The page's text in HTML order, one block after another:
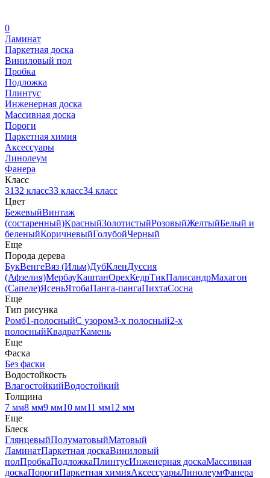
0
Ламинат
Паркетная доска
Виниловый пол
Пробка
Подложка
Плинтус
Инженерная доска
Массивная доска
Пороги
Паркетная химия
Аксессуары
Линолеум
Фанера
Класс
3132 класс33 класс34 класс
Цвет
БежевыйВинтаж
(состаренный)КрасныйЗолотистыйРозовыйЖелтыйБелый и
беленыйКоричневыйГолубойЧерный
Еще
Порода дерева
БукВенгеВяз (Ильм)ДубКленДуссия
(Афзелия)МербауКаштанОрехКедрТикПалисандрМахагон
(Сапеле)ЯсеньЯтобаПанга-пангаПихтаСосна
Еще
Тип рисунка
Ромб1-полосныйС узором3-х полосный2-х
полосныйКвадратКамень
Еще
Фаска
Без фаски
Водостойкость
ВлагостойкийВодостойкий
Толщина
7 мм8 мм9 мм10 мм11 мм12 мм
Еще
Блеск
ГлянцевыйПолуматовыйМатовый
ЛаминатПаркетная доскаВиниловый
полПробкаПодложкаПлинтусИнженерная доскаМассивная
доскаПорогиПаркетная химияАксессуарыЛинолеумФанера